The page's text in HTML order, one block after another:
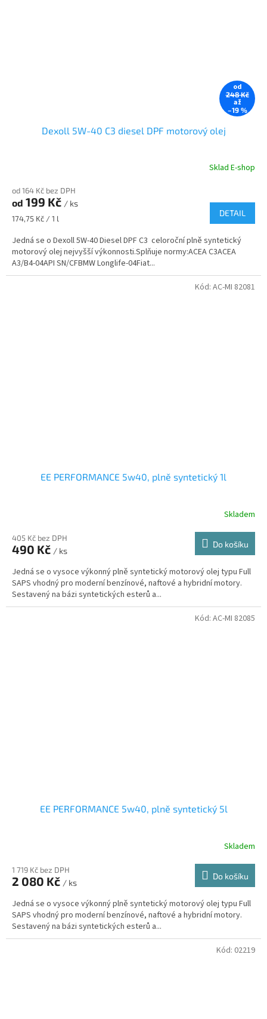
od
248 Kč
až
–19 %
Dexoll 5W-40 C3 diesel DPF motorový olej
Sklad E-shop
od 164 Kč bez DPH
od 199 Kč / ks
Měrná
174,75 Kč / 1 l
DETAIL
Jedná se o Dexoll 5W-40 Diesel DPF C3 celoroční plně syntetický
motorový olej nejvyšší výkonnosti.Splňuje normy:ACEA C3ACEA
A3/B4-04API SN/CFBMW Longlife-04Fiat...
EE PERFORMANCE 5w40, plně syntetický 1l
Skladem
405 Kč bez DPH
490 Kč / ks
Do košíku
Jedná se o vysoce výkonný plně syntetický motorový olej typu Full
SAPS vhodný pro moderní benzínové, naftové a hybridní motory.
Sestavený na bázi syntetických esterů a...
Kód: AC-MI 82081
EE PERFORMANCE 5w40, plně syntetický 5l
Skladem
1 719 Kč bez DPH
2 080 Kč / ks
Do košíku
Jedná se o vysoce výkonný plně syntetický motorový olej typu Full
SAPS vhodný pro moderní benzínové, naftové a hybridní motory.
Sestavený na bázi syntetických esterů a...
Kód: AC-MI 82085
Kód: 02219